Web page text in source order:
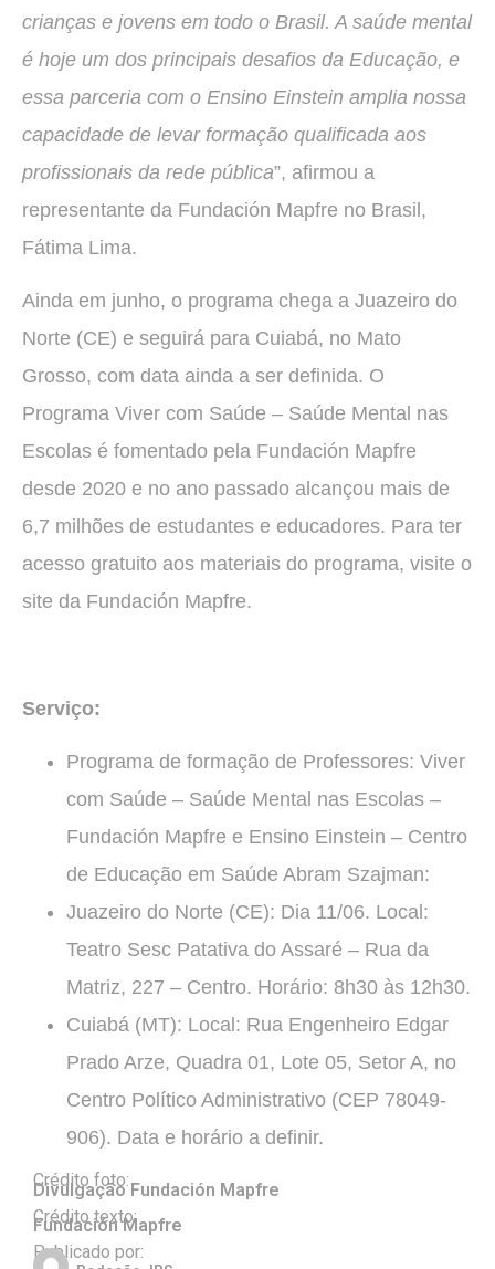
crianças e jovens em todo o Brasil. A saúde mental
é hoje um dos principais desafios da Educação, e
essa parceria com o Ensino Einstein amplia nossa
capacidade de levar formação qualificada aos
profissionais da rede pública”, afirmou a
representante da Fundación Mapfre no Brasil,
Fátima Lima.
Ainda em junho, o programa chega a Juazeiro do
Norte (CE) e seguirá para Cuiabá, no Mato
Grosso, com data ainda a ser definida. O
Programa Viver com Saúde – Saúde Mental nas
Escolas é fomentado pela Fundación Mapfre
desde 2020 e no ano passado alcançou mais de
6,7 milhões de estudantes e educadores. Para ter
acesso gratuito aos materiais do programa, visite o
site da Fundación Mapfre.
Serviço:
Programa de formação de Professores: Viver
com Saúde – Saúde Mental nas Escolas –
Fundación Mapfre e Ensino Einstein – Centro
de Educação em Saúde Abram Szajman:
Juazeiro do Norte (CE): Dia 11/06. Local:
Teatro Sesc Patativa do Assaré – Rua da
Matriz, 227 – Centro. Horário: 8h30 às 12h30.
Cuiabá (MT): Local: Rua Engenheiro Edgar
Prado Arze, Quadra 01, Lote 05, Setor A, no
Centro Político Administrativo (CEP 78049-
906). Data e horário a definir.
Crédito foto:
Divulgação Fundación Mapfre
Crédito texto:
Fundación Mapfre
Publicado por: